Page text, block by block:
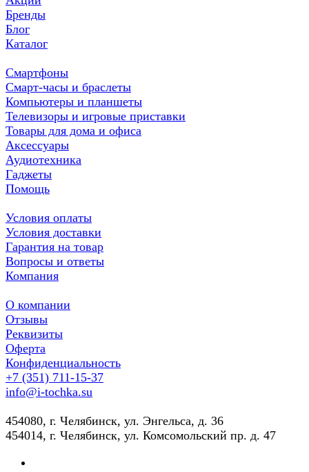
Бренды
Блог
Каталог
Смартфоны
Смарт-часы и браслеты
Компьютеры и планшеты
Телевизоры и игровые приставки
Товары для дома и офиса
Аксессуары
Аудиотехника
Гаджеты
Помощь
Условия оплаты
Условия доставки
Гарантия на товар
Вопросы и ответы
Компания
О компании
Отзывы
Реквизиты
Оферта
Конфиденциальность
+7 (351) 711-15-37
info@i-tochka.su
​454080, г. Челябинск, ул. Энгельса, д. 36
454014, г. Челябинск, ул. Комсомольский пр. д. 47